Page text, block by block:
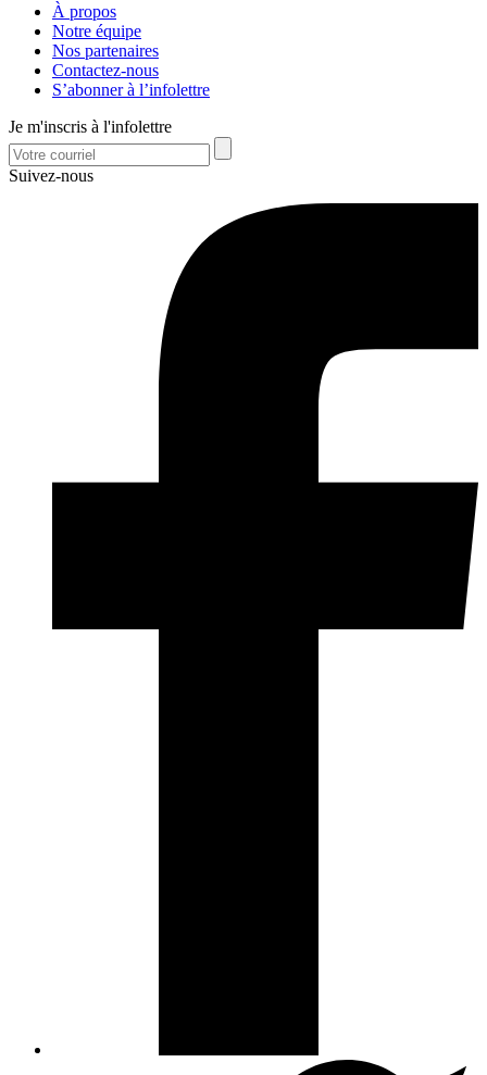
À propos
Notre équipe
Nos partenaires
Contactez-nous
S’abonner à l’infolettre
Je m'inscris à l'infolettre
Suivez-nous